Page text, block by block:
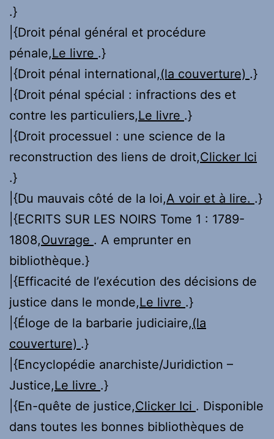
.}
|{Droit pénal général et procédure
pénale,Le livre .}
|{Droit pénal international,(la couverture) .}
|{Droit pénal spécial : infractions des et
contre les particuliers,Le livre .}
|{Droit processuel : une science de la
reconstruction des liens de droit,Clicker Ici
.}
|{Du mauvais côté de la loi,A voir et à lire. .}
|{ECRITS SUR LES NOIRS Tome 1 : 1789-
1808,Ouvrage . A emprunter en
bibliothèque.}
|{Efficacité de l’exécution des décisions de
justice dans le monde,Le livre .}
|{Éloge de la barbarie judiciaire,(la
couverture) .}
|{Encyclopédie anarchiste/Juridiction –
Justice,Le livre .}
|{En-quête de justice,Clicker Ici . Disponible
dans toutes les bonnes bibliothèques de